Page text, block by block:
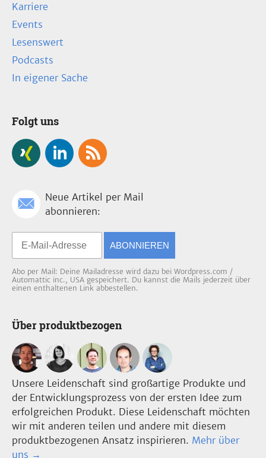
Karriere
Events
Lesenswert
Podcasts
In eigener Sache
Folgt uns
Neue Artikel per Mail
abonnieren:
ABONNIEREN
Abo per Mail: Deine Mailadresse wird dazu bei Wordpress.com /
Automattic inc., USA gespeichert. Du kannst die Mails jederzeit über
einen enthaltenen Link abbestellen.
Über produktbezogen
Unsere Leidenschaft sind großartige Produkte und
der Entwicklungsprozess von der ersten Idee zum
erfolgreichen Produkt. Diese Leidenschaft möchten
wir mit anderen teilen und andere mit diesem
produktbezogenen Ansatz inspirieren. Mehr über
uns →